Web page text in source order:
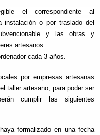
el correspondiente al
instalación o por traslado del
y las obras y
artesanos.
cada 3 años.
por empresas artesanas
taller artesano, para poder ser
cumplir las siguientes
formalizado en una fecha